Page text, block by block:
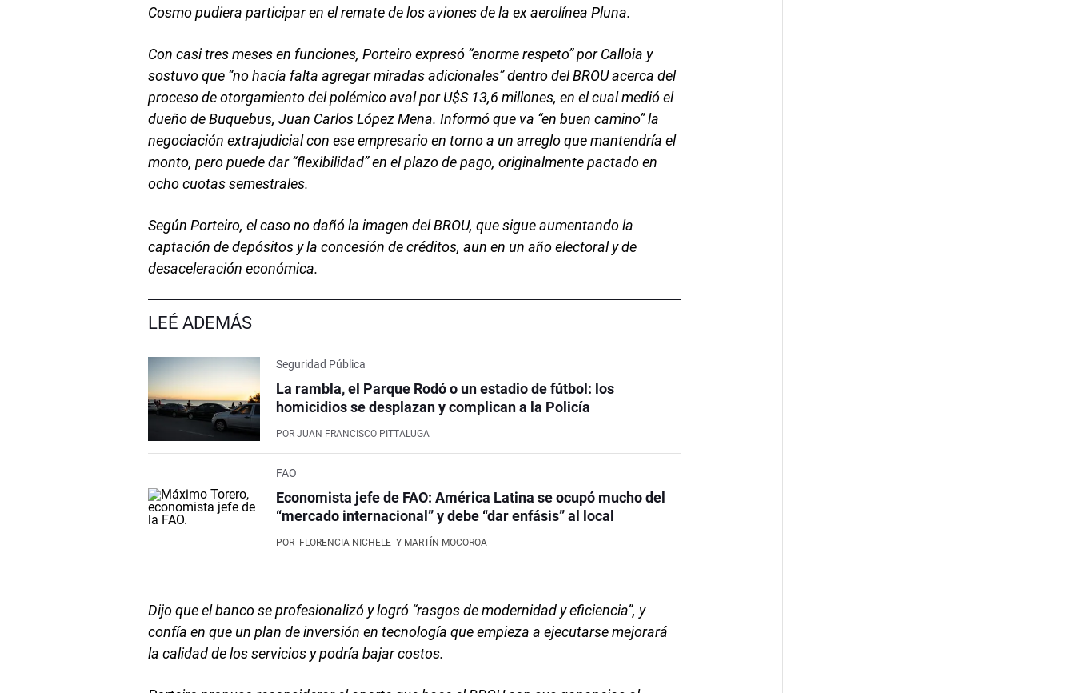
Cosmo pudiera participar en el remate de los aviones de la ex aerolínea Pluna.
Con casi tres meses en funciones, Porteiro expresó “enorme respeto” por Calloia y
sostuvo que “no hacía falta agregar miradas adicionales” dentro del BROU acerca del
proceso de otorgamiento del polémico aval por U$S 13,6 millones, en el cual medió el
dueño de Buquebus, Juan Carlos López Mena. Informó que va “en buen camino” la
negociación extrajudicial con ese empresario en torno a un arreglo que mantendría el
monto, pero puede dar “flexibilidad” en el plazo de pago, originalmente pactado en
ocho cuotas semestrales.
Según Porteiro, el caso no dañó la imagen del BROU, que sigue aumentando la
captación de depósitos y la concesión de créditos, aun en un año electoral y de
desaceleración económica.
LEÉ ADEMÁS
Seguridad Pública
La rambla, el Parque Rodó o un estadio de fútbol: los
homicidios se desplazan y complican a la Policía
POR JUAN FRANCISCO PITTALUGA
FAO
Economista jefe de FAO: América Latina se ocupó mucho del
“mercado internacional” y debe “dar enfásis” al local
POR FLORENCIA NICHELE Y MARTÍN MOCOROA
Dijo que el banco se profesionalizó y logró “rasgos de modernidad y eficiencia”, y
confía en que un plan de inversión en tecnología que empieza a ejecutarse mejorará
la calidad de los servicios y podría bajar costos.